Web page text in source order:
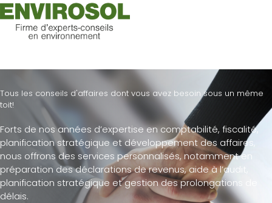
Tous les conseils d'affaires dont vous avez besoin sous un même
toit!
Forts de nos années d’expertise en comptabilité, fiscalité,
planification stratégique et développement des affaires,
nous offrons des services personnalisés, notamment en
préparation des déclarations de revenus, aide à l’audit,
planification stratégique et gestion des prolongations de
délais.